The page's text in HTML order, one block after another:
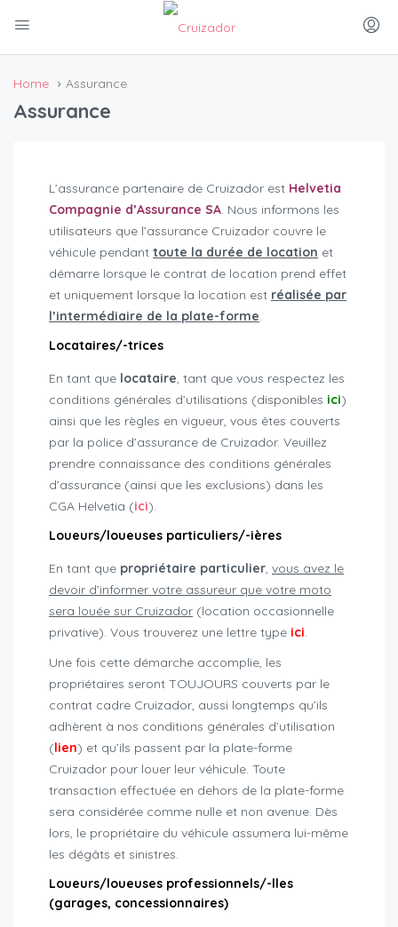
Home Assurance
Assurance
L’assurance partenaire de Cruizador est Helvetia
Compagnie d’Assurance SA. Nous informons les
utilisateurs que l’assurance Cruizador couvre le
véhicule pendant toute la durée de location et
démarre lorsque le contrat de location prend effet
et uniquement lorsque la location est réalisée par
l’intermédiaire de la plate-forme.
Locataires/-trices
En tant que locataire, tant que vous respectez les
conditions générales d’utilisations (disponibles ici)
ainsi que les règles en vigueur, vous êtes couverts
par la police d’assurance de Cruizador. Veuillez
prendre connaissance des conditions générales
d’assurance (ainsi que les exclusions) dans les
CGA Helvetia (ici).
Loueurs/loueuses particuliers/-ières
En tant que propriétaire particulier, vous avez le
devoir d’informer votre assureur que votre moto
sera louée sur Cruizador (location occasionnelle
privative). Vous trouverez une lettre type ici.
Une fois cette démarche accomplie, les
propriétaires seront TOUJOURS couverts par le
contrat cadre Cruizador, aussi longtemps qu’ils
adhèrent à nos conditions générales d’utilisation
(lien) et qu’ils passent par la plate-forme
Cruizador pour louer leur véhicule. Toute
transaction effectuée en dehors de la plate-forme
sera considérée comme nulle et non avenue. Dès
lors, le propriétaire du véhicule assumera lui-même
les dégâts et sinistres.
Loueurs/loueuses professionnels/-lles
(garages, concessionnaires)